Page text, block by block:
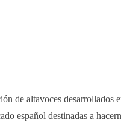
de altavoces desarrollados
español destinadas a